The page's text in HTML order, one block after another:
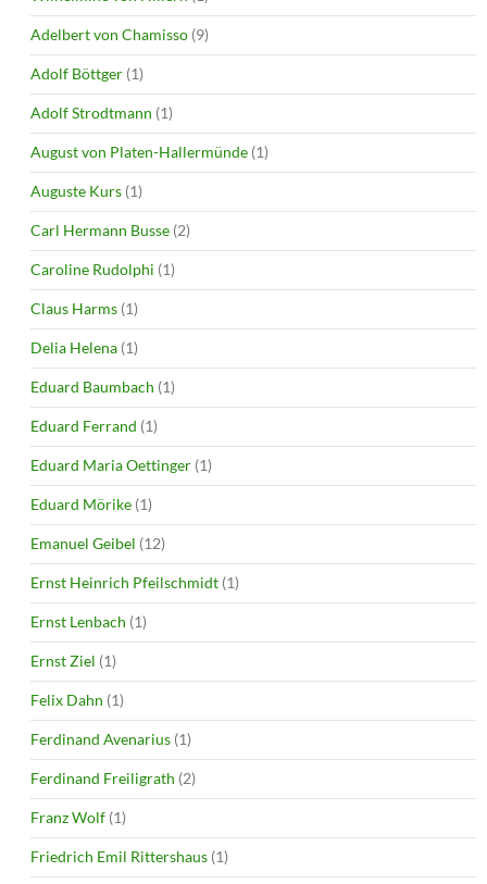
Adelbert von Chamisso (9)
Adolf Böttger (1)
Adolf Strodtmann (1)
August von Platen-Hallermünde (1)
Auguste Kurs (1)
Carl Hermann Busse (2)
Caroline Rudolphi (1)
Claus Harms (1)
Delia Helena (1)
Eduard Baumbach (1)
Eduard Ferrand (1)
Eduard Maria Oettinger (1)
Eduard Mörike (1)
Emanuel Geibel (12)
Ernst Heinrich Pfeilschmidt (1)
Ernst Lenbach (1)
Ernst Ziel (1)
Felix Dahn (1)
Ferdinand Avenarius (1)
Ferdinand Freiligrath (2)
Franz Wolf (1)
Friedrich Emil Rittershaus (1)